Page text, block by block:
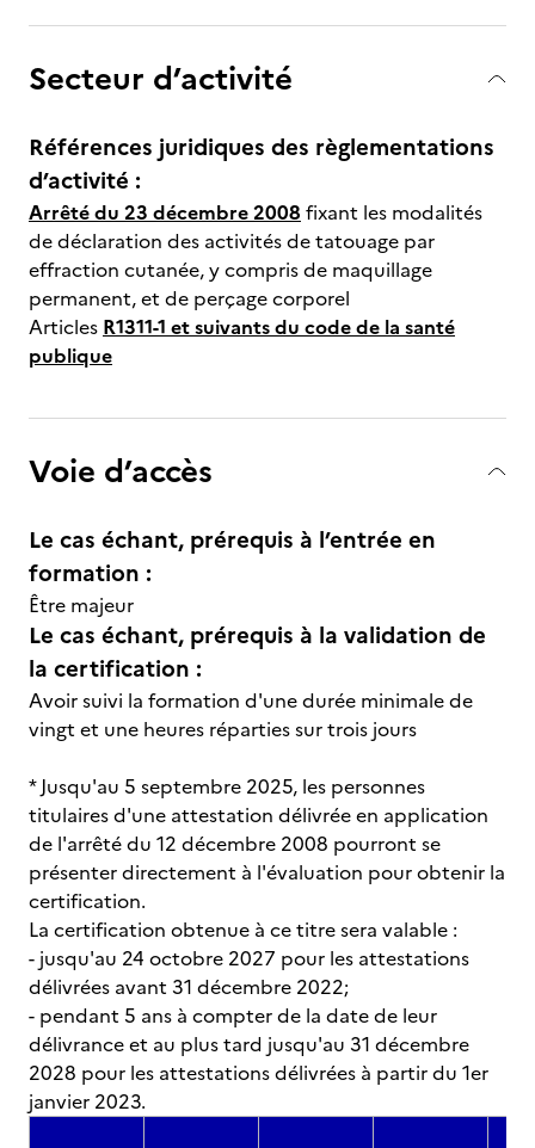
Secteur d’activité
Références juridiques des règlementations
d’activité :
Arrêté du 23 décembre 2008 fixant les modalités
de déclaration des activités de tatouage par
effraction cutanée, y compris de maquillage
permanent, et de perçage corporel
Articles R1311-1 et suivants du code de la santé
publique
Voie d’accès
Le cas échant, prérequis à l’entrée en
formation :
Être majeur
Le cas échant, prérequis à la validation de
la certification :
Avoir suivi la formation d'une durée minimale de
vingt et une heures réparties sur trois jours
* Jusqu'au 5 septembre 2025, les personnes
titulaires d'une attestation délivrée en application
de l'arrêté du 12 décembre 2008 pourront se
présenter directement à l'évaluation pour obtenir la
certification.
La certification obtenue à ce titre sera valable :
- jusqu'au 24 octobre 2027 pour les attestations
délivrées avant 31 décembre 2022;
- pendant 5 ans à compter de la date de leur
délivrance et au plus tard jusqu'au 31 décembre
2028 pour les attestations délivrées à partir du 1er
janvier 2023.